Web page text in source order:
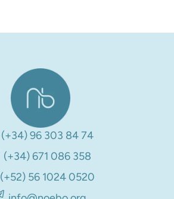
(+34) 96 303 84 74
(+34) 671 086 358
(+52) 56 1024 0520